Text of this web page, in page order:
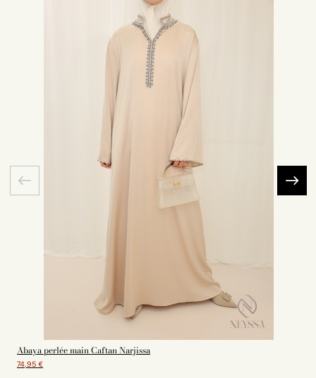
Abaya perlée main Caftan Narjissa
74,95 €